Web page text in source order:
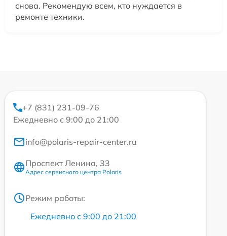
снова. Рекомендую всем, кто нуждается в
ремонте техники.
+7 (831) 231-09-76
Ежедневно с 9:00 до 21:00
info@polaris-repair-center.ru
Проспект Ленина, 33
Адрес сервисного центра Polaris
Режим работы:
Ежедневно с 9:00 до 21:00